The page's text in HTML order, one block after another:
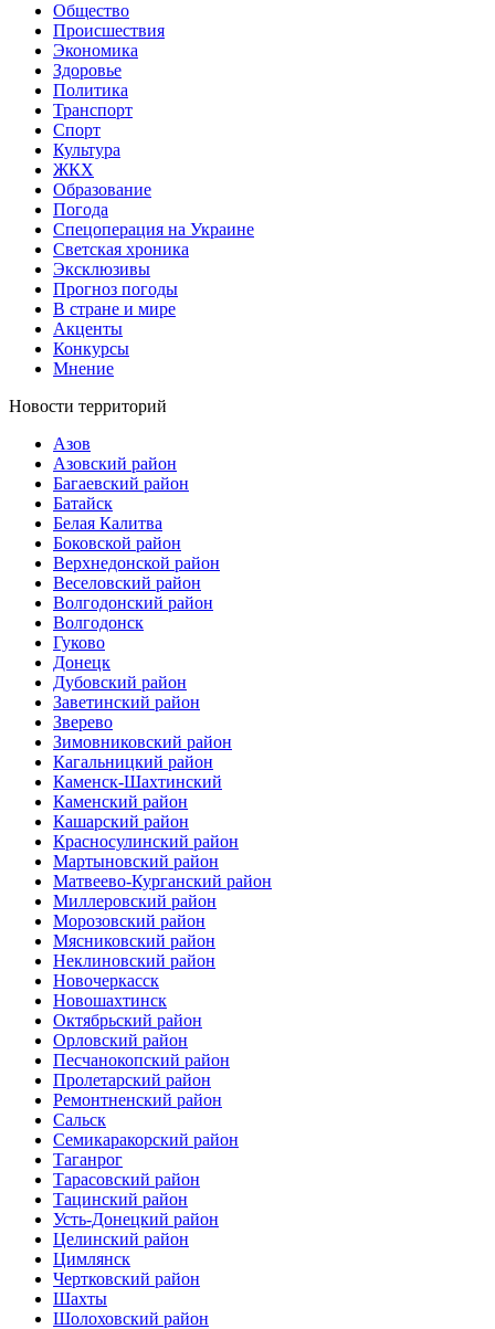
Общество
Происшествия
Экономика
Здоровье
Политика
Транспорт
Спорт
Культура
ЖКХ
Образование
Погода
Спецоперация на Украине
Светская хроника
Эксклюзивы
Прогноз погоды
В стране и мире
Акценты
Конкурсы
Мнение
Новости территорий
Азов
Азовский район
Багаевский район
Батайск
Белая Калитва
Боковской район
Верхнедонской район
Веселовский район
Волгодонский район
Волгодонск
Гуково
Донецк
Дубовский район
Заветинский район
Зверево
Зимовниковский район
Кагальницкий район
Каменск-Шахтинский
Каменский район
Кашарский район
Красносулинский район
Мартыновский район
Матвеево-Курганский район
Миллеровский район
Морозовский район
Мясниковский район
Неклиновский район
Новочеркасск
Новошахтинск
Октябрьский район
Орловский район
Песчанокопский район
Пролетарский район
Ремонтненский район
Сальск
Семикаракорский район
Таганрог
Тарасовский район
Тацинский район
Усть-Донецкий район
Целинский район
Цимлянск
Чертковский район
Шахты
Шолоховский район